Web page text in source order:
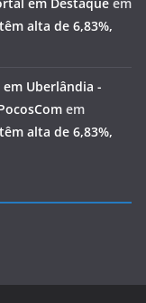
alta de 6,83%,
Uberlândia -
em
alta de 6,83%,